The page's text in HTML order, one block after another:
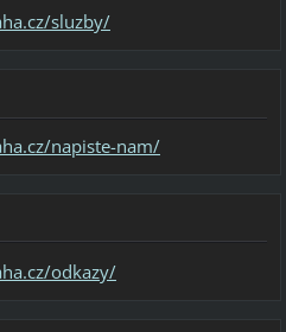
sluzby/
napiste-nam/
odkazy/